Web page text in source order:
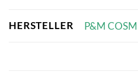
HERSTELLER P&M